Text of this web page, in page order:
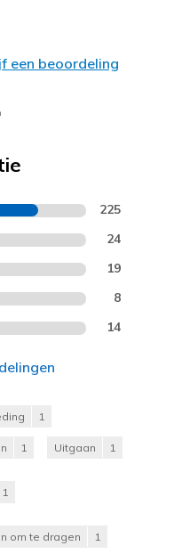
een beoordeling
225
24
19
8
14
1
1 Uitgaan 1
1
om te dragen 1